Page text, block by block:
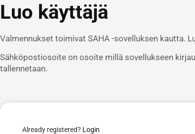
Luo käyttäjä
Valmennukset toimivat SAHA -sovelluksen kautta.
Sähköpostiosoite on osoite millä sovellukseen
tallennetaan.
Already registered? Login